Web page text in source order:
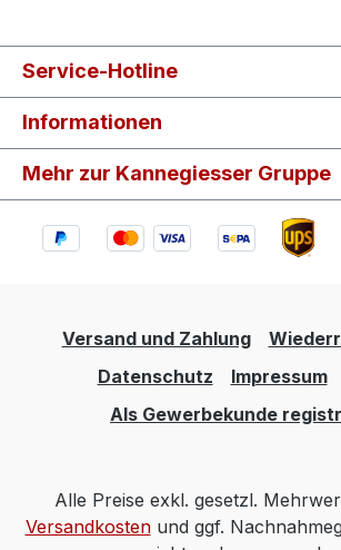
Service-Hotline
Informationen
Mehr zur Kannegiesser Gruppe
Versand und Zahlung
Datenschutz
Impressum
Als Gewerbekunde
Alle Preise exkl. gesetzl.
Versandkostenund ggf.